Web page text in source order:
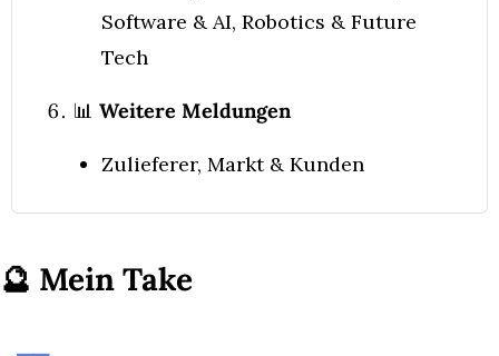
Software & AI, Robotics & Future
Tech
📊 Weitere Meldungen
Zulieferer, Markt & Kunden
🔮 Mein Take